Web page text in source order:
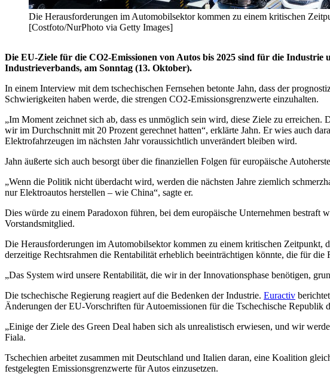
Die Herausforderungen im Automobilsektor kommen zu einem kritischen
[Costfoto/NurPhoto via Getty Images]
Die EU-Ziele für die CO2-Emissionen von Autos bis 2025 sind für die
Industrieverbands, am Sonntag (13. Oktober).
In einem Interview mit dem tschechischen Fernsehen betonte Jahn, dass der
Schwierigkeiten haben werde, die strengen CO2-Emissionsgrenzwerte einzuhalten.
„Im Moment zeichnet sich ab, dass es unmöglich sein wird, diese Ziele zu
wir im Durchschnitt mit 20 Prozent gerechnet hatten“, erklärte Jahn. Er wies auch
Elektrofahrzeugen im nächsten Jahr voraussichtlich unverändert bleiben wird.
Jahn äußerte sich auch besorgt über die finanziellen Folgen für europäische
„Wenn die Politik nicht überdacht wird, werden die nächsten Jahre ziemlich
nur Elektroautos herstellen – wie China“, sagte er.
Dies würde zu einem Paradoxon führen, bei dem europäische Unternehmen bestraft
Vorstandsmitglied.
Die Herausforderungen im Automobilsektor kommen zu einem kritischen Zeitpunkt,
derzeitige Rechtsrahmen die Rentabilität erheblich beeinträchtigen könnte, die für
„Das System wird unsere Rentabilität, die wir in der Innovationsphase benötigen,
Die tschechische Regierung reagiert auf die Bedenken der Industrie. Euractiv
Änderungen der EU-Vorschriften für Autoemissionen für die Tschechische Republik
„Einige der Ziele des Green Deal haben sich als unrealistisch erwiesen, und wir
Fiala.
Tschechien arbeitet zusammen mit Deutschland und Italien daran, eine Koalition
festgelegten Emissionsgrenzwerte für Autos einzusetzen.